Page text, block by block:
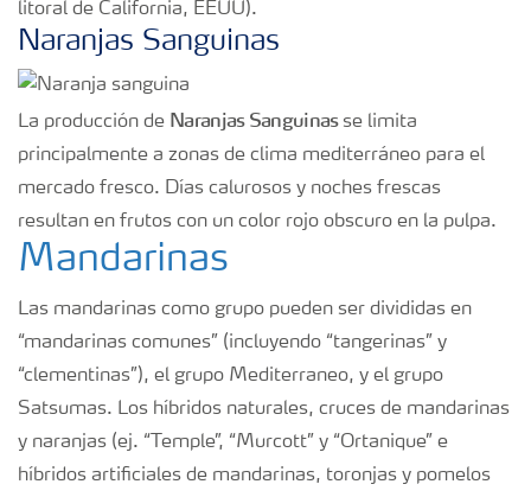
litoral de California, EEUU).
Naranjas Sanguinas
La producción de Naranjas Sanguinasse limita
principalmente a zonas de clima mediterráneo para el
mercado fresco. Días calurosos y noches frescas
resultan en frutos con un color rojo obscuro en la pulpa.
Mandarinas
Las mandarinas como grupo pueden ser divididas en
“mandarinas comunes” (incluyendo “tangerinas” y
“clementinas”), el grupo Mediterraneo, y el grupo
Satsumas. Los híbridos naturales, cruces de mandarinas
y naranjas (ej. “Temple”, “Murcott” y “Ortanique” e
híbridos artificiales de mandarinas, toronjas y pomelos